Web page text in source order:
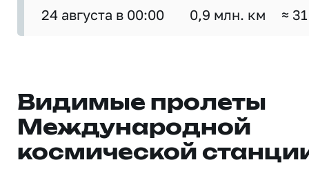
24 августа в 00:00 0,9 млн. км ≈
Видимые пролеты
Международной
космической